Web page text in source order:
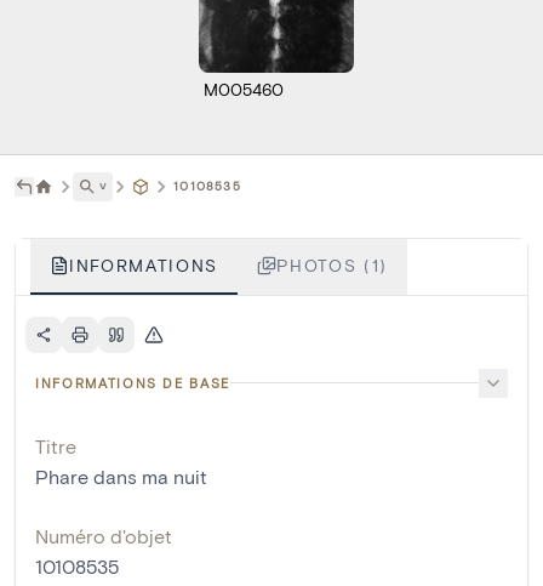
M005460
˅ 10108535
INFORMATIONS PHOTOS (1)
INFORMATIONS DE BASE
Titre
Phare dans ma nuit
Numéro d'objet
10108535